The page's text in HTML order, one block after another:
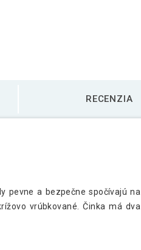
RECENZIA
pevne a bezpečne spočívajú na
vrúbkované. Činka má dva